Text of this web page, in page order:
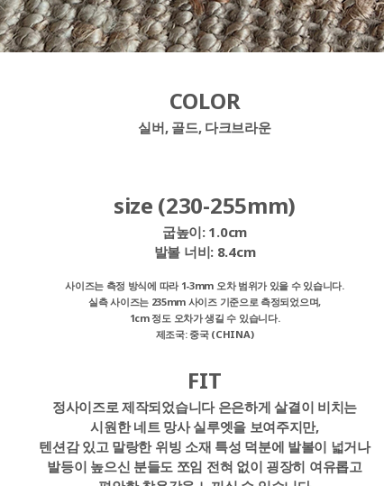
COLOR
실버, 골드, 다크브라운
size (230-255mm)
굽높이:1.0cm
발볼 너비: 8.4cm
사이즈는 측정 방식에 따라 1-3mm 오차 범위가 있을 수 있습니다.
실측 사이즈는 235mm 사이즈 기준으로 측정되었으며,
1cm 정도 오차가 생길 수 있습니다.
제조국: 중국 (CHINA)
FIT
정사이즈로 제작되었습니다 은은하게 살결이 비치는
시원한 네트 망사 실루엣을 보여주지만,
텐션감 있고 말랑한 위빙 소재 특성 덕분에 발볼이 넓거나
발등이 높으신 분들도 쪼임 전혀 없이 굉장히 여유롭고